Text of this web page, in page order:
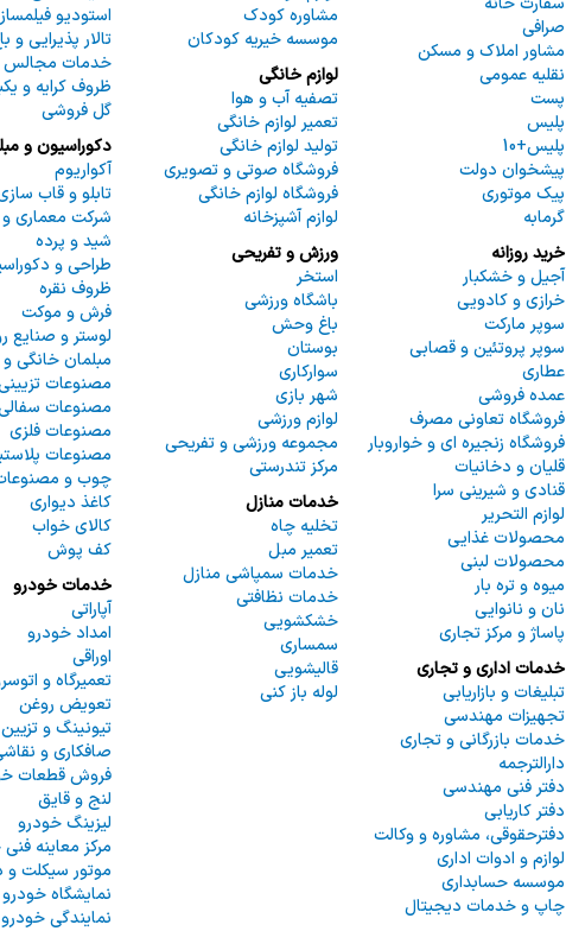
صرافی
مشاور املاک و مسکن
نقلیه عمومی
پست
پلیس
پلیس+10
پیشخوان دولت
پیک موتوری
گرمابه
خرید روزانه
آجیل و خشکبار
خرازی و کادویی
سوپر مارکت
سوپر پروتئین و قصابی
عطاری
عمده فروشی
فروشگاه تعاونی مصرف
فروشگاه زنجیره ای و خواروبار
قلیان و دخانیات
قنادی و شیرینی سرا
لوازم التحریر
محصولات غذایی
محصولات لبنی
میوه و تره بار
نان و نانوایی
پاساژ و مرکز تجاری
خدمات اداری و تجاری
تبلیغات و بازاریابی
تجهیزات مهندسی
خدمات بازرگانی و تجاری
دارالترجمه
دفتر فنی مهندسی
دفتر کاریابی
دفترحقوقی، مشاوره و وکالت
لوازم و ادوات اداری
موسسه حسابداری
چاپ و خدمات دیجیتال
مشاوره کودک
موسسه خیریه کودکان
لوازم خانگی
تصفیه آب و هوا
تعمیر لوازم خانگی
تولید لوازم خانگی
فروشگاه صوتی و تصویری
فروشگاه لوازم خانگی
لوازم آشپزخانه
ورزش و تفریحی
استخر
باشگاه ورزشی
باغ وحش
بوستان
سوارکاری
شهر بازی
لوازم ورزشی
مجموعه ورزشی و تفریحی
مرکز تندرستی
خدمات منازل
تخلیه چاه
تعمیر مبل
خدمات سمپاشی منازل
خدمات نظافتی
خشکشویی
سمساری
قالیشویی
لوله باز کنی
استودیو
تالار پذیرایی و
خدمات مجالس
ظروف کرایه و
گل فروشی
دکوراسیون و
آکواریوم
تابلو و قاب
شرکت معماری و
شید و پرده
طراحی و
ظروف نقره
فرش و موکت
لوستر و صنایع
مبلمان خانگی و
مصنوعات
مصنوعات
مصنوعات فلزی
مصنوعات
چوب و
کاغذ دیواری
کالای خواب
کف پوش
خدمات خودرو
آپاراتی
امداد خودرو
اوراقی
تعمیرگاه و
تعویض روغن
تیونینگ و
صافکاری و
فروش قطعات
لنج و قایق
لیزینگ خودرو
مرکز معاینه
موتور سیکلت و
نمایشگاه خودرو
نمایندگی خودرو